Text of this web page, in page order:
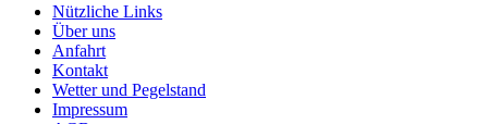
Nützliche Links
Über uns
Anfahrt
Kontakt
Wetter und Pegelstand
Impressum